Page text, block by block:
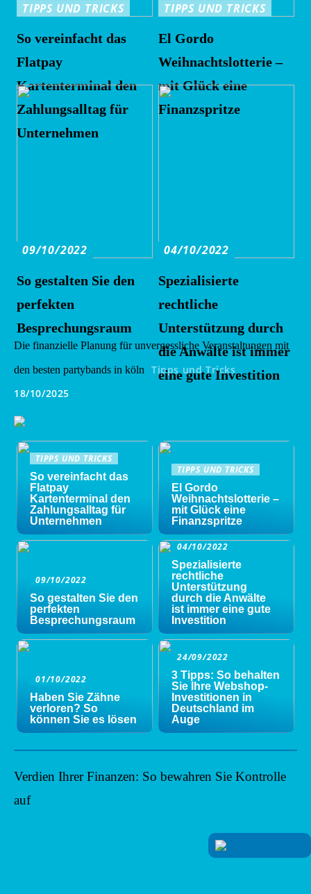
TIPPS UND TRICKS
So vereinfacht das
Flatpay
Kartenterminal den
Zahlungsalltag für
Unternehmen
TIPPS UND TRICKS
El Gordo
Weihnachtslotterie –
mit Glück eine
Finanzspritze
09/10/2022
So gestalten Sie den
perfekten
Besprechungsraum
04/10/2022
Spezialisierte
rechtliche
Unterstützung durch
die Anwälte ist immer
eine gute Investition
Die finanzielle Planung für unvergessliche Veranstaltungen mit
den besten partybands in köln Tipps und Tricks
18/10/2025
TIPPS UND TRICKS
So vereinfacht das
Flatpay
Kartenterminal den
Zahlungsalltag für
Unternehmen
TIPPS UND TRICKS
El Gordo
Weihnachtslotterie –
mit Glück eine
Finanzspritze
09/10/2022
So gestalten Sie den
perfekten
Besprechungsraum
04/10/2022
Spezialisierte
rechtliche
Unterstützung
durch die Anwälte
ist immer eine gute
Investition
01/10/2022
Haben Sie Zähne
verloren? So
können Sie es lösen
24/09/2022
3 Tipps: So behalten
Sie Ihre Webshop-
Investitionen in
Deutschland im
Auge
Verdien Ihrer Finanzen: So bewahren Sie Kontrolle
auf